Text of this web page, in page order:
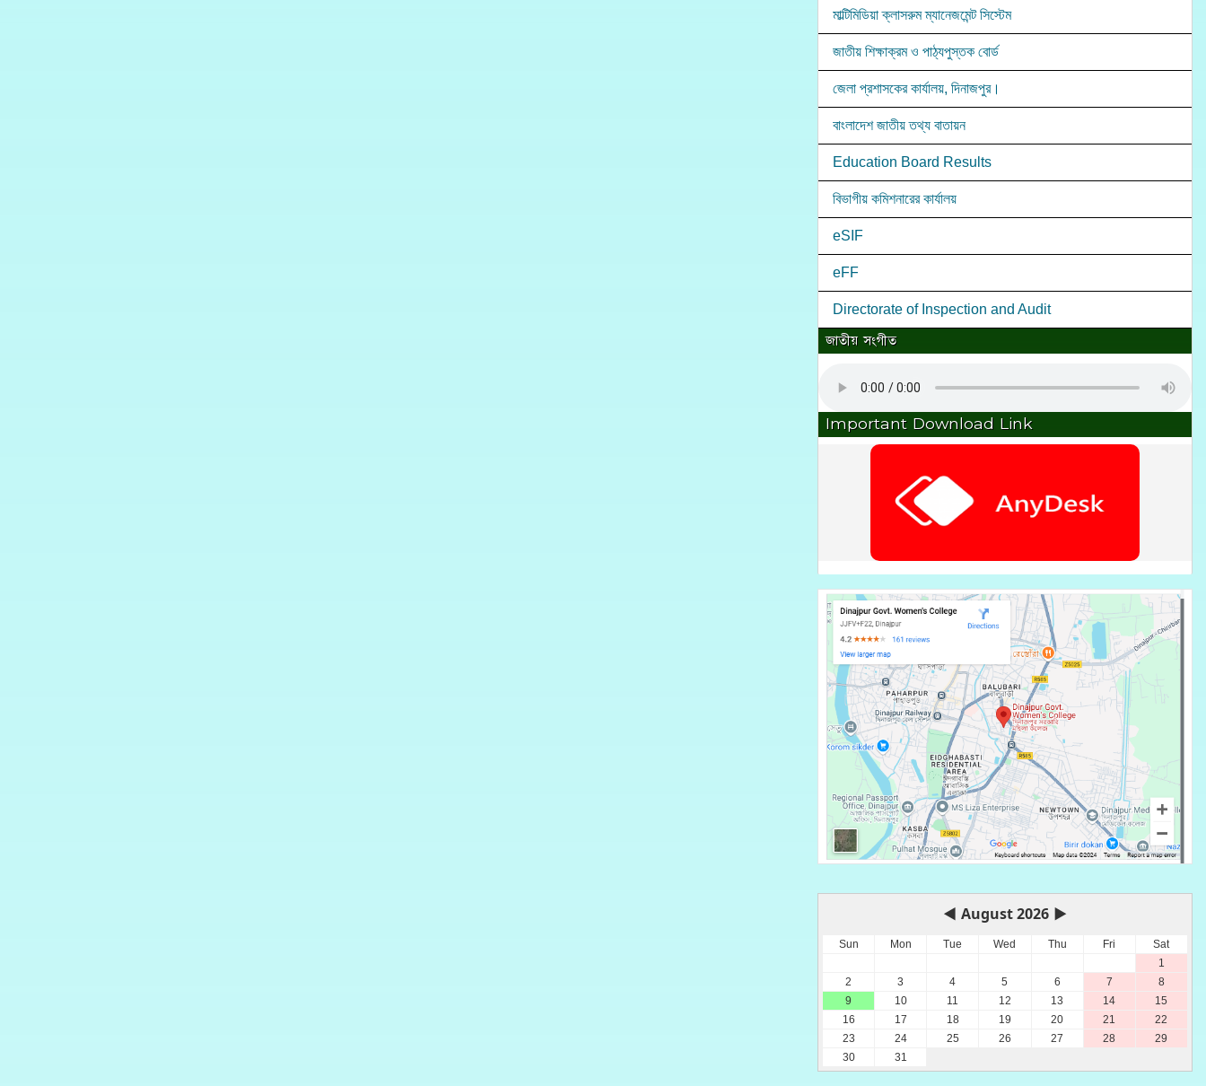
মাল্টিমিডিয়া ক্লাসরুম ম্যানেজমেন্ট সিস্টেম
জাতীয় শিক্ষাক্রম ও পাঠ্যপুস্তক বোর্ড
জেলা প্রশাসকের কার্যালয়, দিনাজপুর।
বাংলাদেশ জাতীয় তথ্য বাতায়ন
Education Board Results
বিভাগীয় কমিশনারের কার্যালয়
eSIF
eFF
Directorate of Inspection and Audit
জাতীয় সংগীত
Important Download Link
◀ August 2026 ▶
Sun Mon Tue Wed Thu Fri
Sat
1
2
3 4 5 6 7
8
9
10 11 12 13 14
15
16
17 18 19 20 21
22
23
24 25 26 27 28
29
30
31